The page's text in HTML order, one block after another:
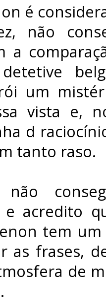
é
não
a
um
vista e,
d
tanto raso.
não
e acredito
tem
as frases,
de